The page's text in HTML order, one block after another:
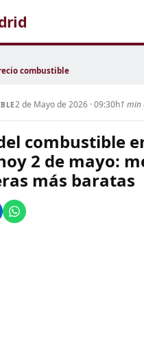
combustible
2 de Mayo de 2026 · 09:30h1 min
combustible
2 de mayo:
más baratas